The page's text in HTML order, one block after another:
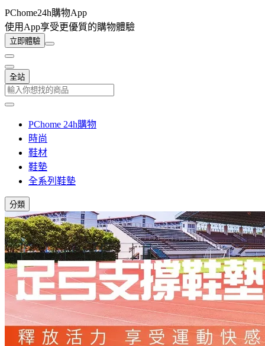
PChome24h購物App
使用App享受更優質的購物體驗
立即體驗
全站
PChome 24h購物
時尚
鞋材
鞋墊
全系列鞋墊
分類